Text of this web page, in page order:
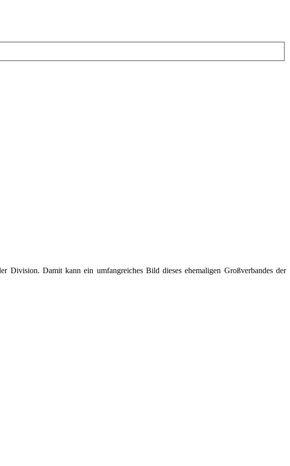
Division. Damit kann ein umfangreiches Bild dieses ehemaligen Großverbandes der